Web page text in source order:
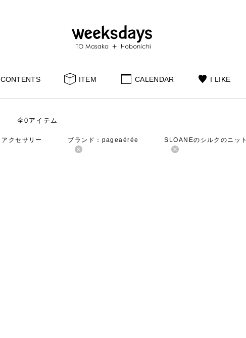
CONTENTS ITEM CALENDAR I LIKE
全0アイテム
クセサリー ブランド：pageaérée SLOANEのシルクのニット